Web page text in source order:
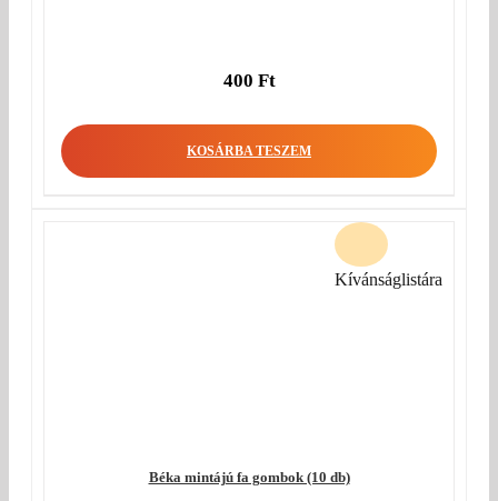
400 Ft
KOSÁRBA TESZEM
Béka mintájú fa gombok (10 db)
Kívánságlistára